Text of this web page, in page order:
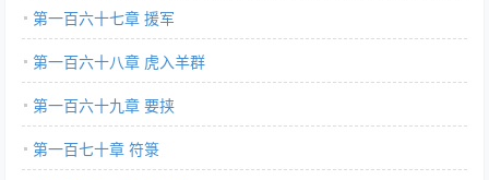
第一百六十七章 援军
第一百六十八章 虎入羊群
第一百六十九章 要挟
第一百七十章 符箓